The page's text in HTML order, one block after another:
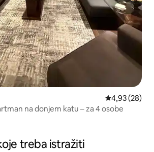
Prosječna
4,93 (28)
na donjem katu – za 4 osobe
treba istražiti